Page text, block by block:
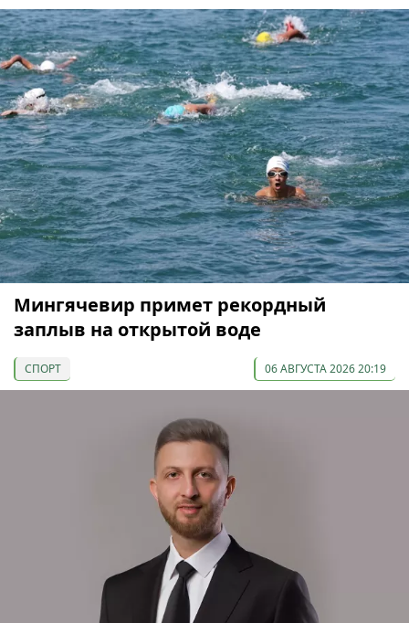
Мингячевир примет рекордный
заплыв на открытой воде
СПОРТ 06 АВГУСТА 2026 20:19